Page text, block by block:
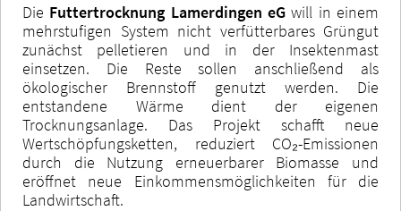
Die Futtertrocknung Lamerdingen eG will in einem
mehrstufigen System nicht verfütterbares Grüngut
zunächst pelletieren und in der Insektenmast
einsetzen. Die Reste sollen anschließend als
ökologischer Brennstoff genutzt werden. Die
entstandene Wärme dient der eigenen
Trocknungsanlage. Das Projekt schafft neue
Wertschöpfungsketten, reduziert CO₂-Emissionen
durch die Nutzung erneuerbarer Biomasse und
eröffnet neue Einkommensmöglichkeiten für die
Landwirtschaft.